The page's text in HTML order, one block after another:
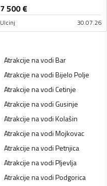
7 500€
Ulcinj 30.07.26
Atrakcije na vodiBar
Atrakcije na vodiBijelo Polje
Atrakcije na vodiCetinje
Atrakcije na vodiGusinje
Atrakcije na vodiKolašin
Atrakcije na vodiMojkovac
Atrakcije na vodiPetnjica
Atrakcije na vodiPljevlja
Atrakcije na vodiPodgorica